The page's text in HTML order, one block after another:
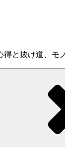
と抜け道、モ